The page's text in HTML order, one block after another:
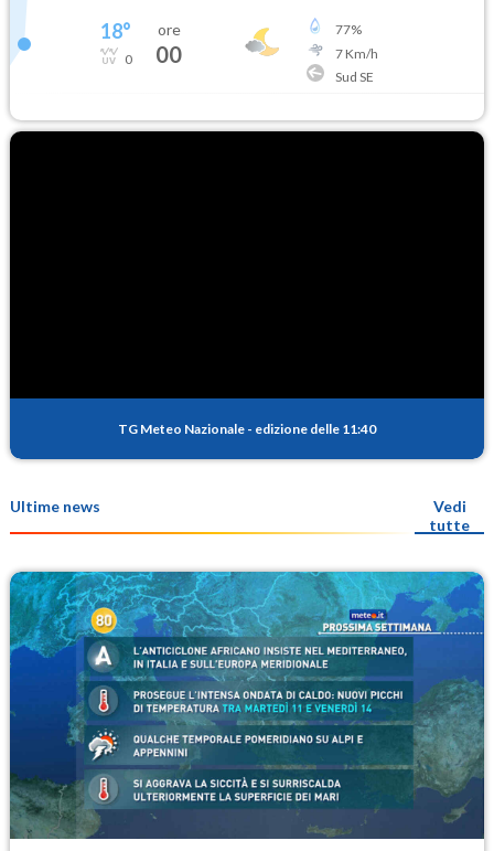
18°
0
ore
00
77%
7Km/h
Sud SE
TG Meteo Nazionale - edizione delle 11:40
Ultime news
Vedi
tutte